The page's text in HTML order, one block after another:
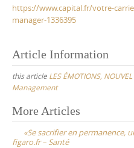
https://www.capital.fr/votre-
manager-1336395
Article Information
this article LES ÉMOTIONS,
Management
Post
navigation
More Articles
«Se sacrifier en permanence,
figaro.fr – Santé